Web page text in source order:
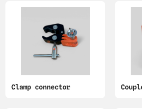
Clamp connector